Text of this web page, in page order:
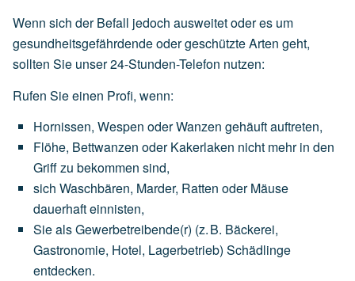
Wenn sich der Befall jedoch ausweitet oder es um
gesundheitsgefährdende oder geschützte Arten geht,
sollten Sie unser 24-Stunden-Telefon nutzen:
Rufen Sie einen Profi, wenn:
Hornissen, Wespen oderWanzen gehäuftauftreten,
Flöhe, Bettwanzen oder Kakerlaken nicht mehr in den
Griffzu bekommen sind,
sich Waschbären, Marder, Ratten oder Mäuse
dauerhafteinnisten,
SiealsGewerbetreibende(r) (z.B. Bäckerei,
Gastronomie, Hotel, Lagerbetrieb) Schädlinge
entdecken.